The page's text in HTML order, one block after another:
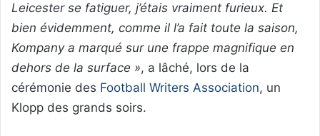
Leicester se fatiguer, j’étais vraiment furieux. Et
bien évidemment, comme il l’a fait toute la saison,
Kompany a marqué sur une frappe magnifique en
dehors de la surface », a lâché, lors de la
cérémonie des Football Writers Association, un
Klopp des grands soirs.